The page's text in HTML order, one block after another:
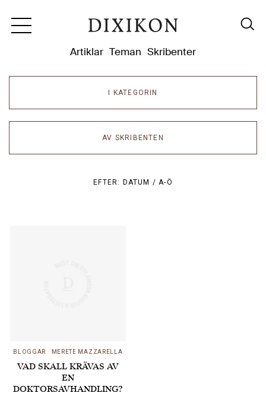
Artiklar Teman Skribenter
I KATEGORIN
AV SKRIBENTEN
EFTER: DATUM /A-Ö
BLOGGAR MERETE MAZZARELLA
VAD SKALL KRÄVAS AV
EN
DOKTORSAVHANDLING?